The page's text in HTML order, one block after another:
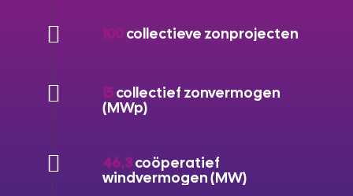
100collectieve zonprojecten
15collectief zonvermogen
(MWp)
46,3coöperatief
windvermogen (MW)